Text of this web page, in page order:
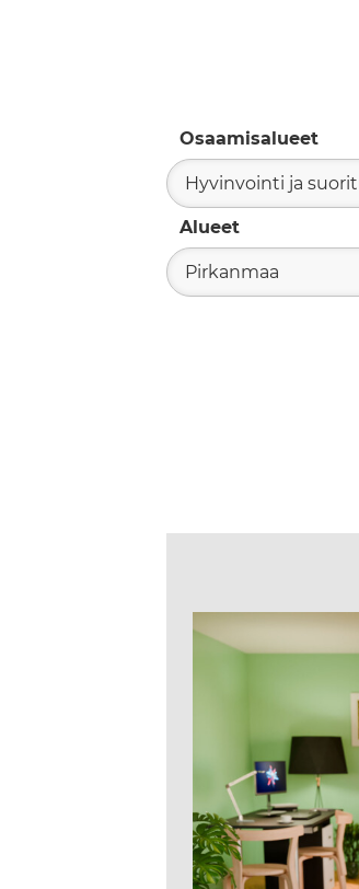
Osaamisalueet
Hyvinvointi ja
Alueet
Pirkanmaa